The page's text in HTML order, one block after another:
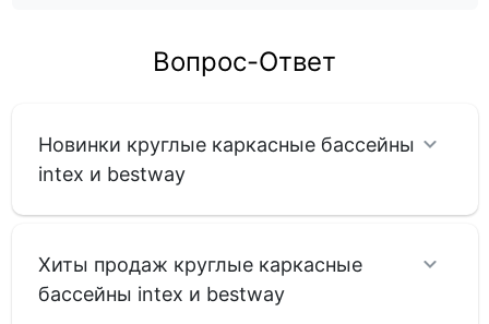
Вопрос-Ответ
Новинки круглые каркасные бассейны
intex и bestway
Хиты продаж круглые каркасные
бассейны intex и bestway